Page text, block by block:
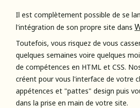
Il est complètement possible de se
l'intégration de son propre site dans
Toutefois, vous risquez de vous
quelques semaines voire quelques
de compétences en HTML et CSS.
créent pour vous l'interface de votre
appétences et "pattes" design puis
dans la prise en main de votre site.